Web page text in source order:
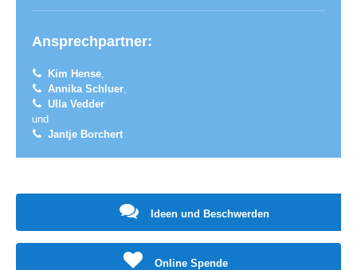
Ansprechpartner:
Kim Hense,
Annika Schluer,
Ulla Vedder
und
Jantje Borchert
Ideen und Beschwerden
Online Spende